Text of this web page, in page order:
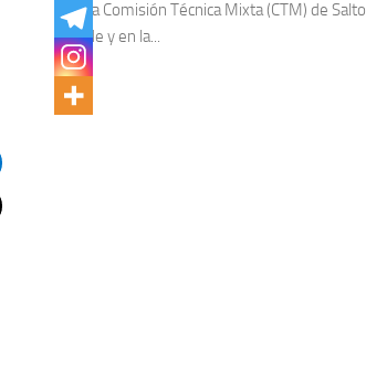
ante la Comisión Técnica Mixta (CTM) de Salto
Grande y en la...